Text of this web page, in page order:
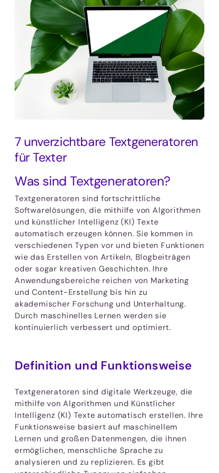
grösseres
Bild
7 unverzichtbare Textgeneratoren
für Texter
Was sind Textgeneratoren?
Textgeneratoren sind fortschrittliche
Softwarelösungen, die mithilfe von Algorithmen
und künstlicher Intelligenz (KI) Texte
automatisch erzeugen können. Sie kommen in
verschiedenen Typen vor und bieten Funktionen
wie das Erstellen von Artikeln, Blogbeiträgen
oder sogar kreativen Geschichten. Ihre
Anwendungsbereiche reichen von Marketing
und Content-Erstellung bis hin zu
akademischer Forschung und Unterhaltung.
Durch maschinelles Lernen werden sie
kontinuierlich verbessert und optimiert.
Definition und Funktionsweise
Textgeneratoren sind digitale Werkzeuge, die
mithilfe von Algorithmen und Künstlicher
Intelligenz (KI) Texte automatisch erstellen. Ihre
Funktionsweise basiert auf maschinellem
Lernen und großen Datenmengen, die ihnen
ermöglichen, menschliche Sprache zu
analysieren und zu replizieren. Es gibt